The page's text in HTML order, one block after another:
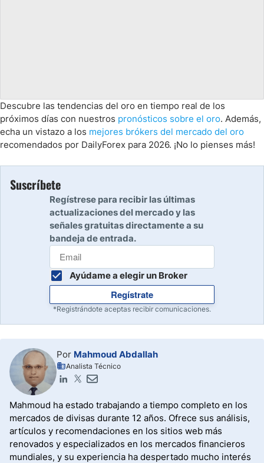
Descubre las tendencias del oro en tiempo real de los
próximos días con nuestros pronósticos sobre el oro. Además,
echa un vistazo a los mejores brókers del mercado del oro
recomendados por DailyForex para 2026. ¡No lo pienses más!
Suscríbete
Regístrese para recibir las últimas
actualizaciones del mercado y las
señales gratuitas directamente a su
bandeja de entrada.
Ayúdame a elegir un Broker
Regístrate
*Registrándote aceptas recibir comunicaciones.
Por Mahmoud Abdallah
Analista Técnico
Mahmoud ha estado trabajando a tiempo completo en los
mercados de divisas durante 12 años. Ofrece sus análisis,
artículos y recomendaciones en los sitios web más
renovados y especializados en los mercados financieros
mundiales, y su experiencia ha despertado mucho interés